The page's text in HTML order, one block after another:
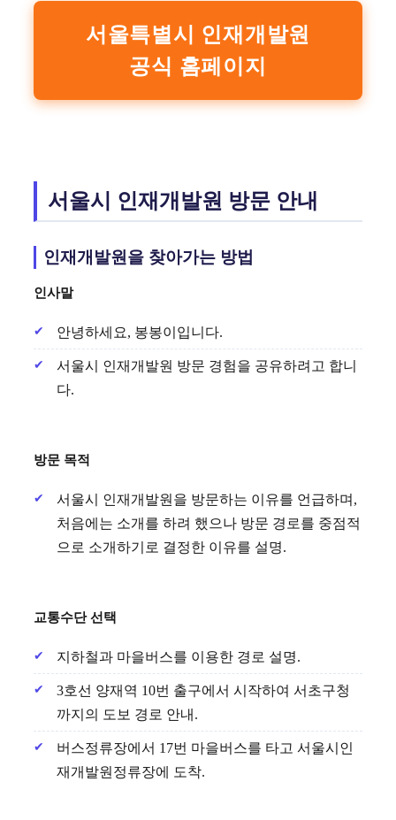
서울특별시 인재개발원
공식 홈페이지
서울시 인재개발원 방문 안내
인재개발원을 찾아가는 방법
인사말
안녕하세요, 봉봉이입니다.
서울시 인재개발원 방문 경험을 공유하려고 합니
다.
방문 목적
서울시 인재개발원을 방문하는 이유를 언급하며,
처음에는 소개를 하려 했으나 방문 경로를 중점적
으로 소개하기로 결정한 이유를 설명.
교통수단 선택
지하철과 마을버스를 이용한 경로 설명.
3호선 양재역 10번 출구에서 시작하여 서초구청
까지의 도보 경로 안내.
버스정류장에서 17번 마을버스를 타고 서울시인
재개발원정류장에 도착.